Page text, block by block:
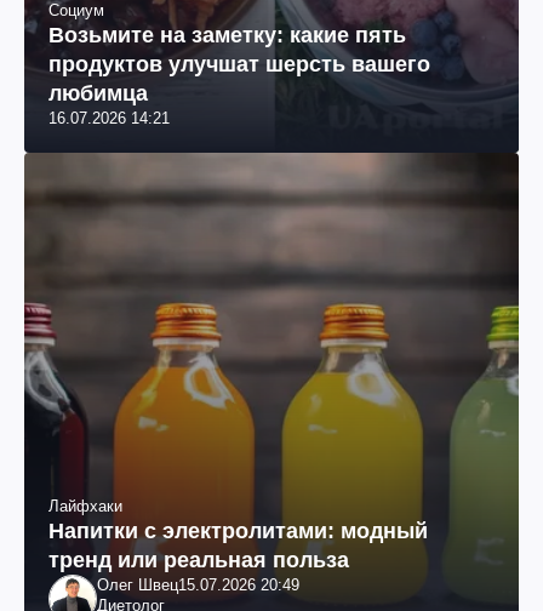
Социум
Возьмите на заметку: какие пять
продуктов улучшат шерсть вашего
любимца
16.07.2026 14:21
Лайфхаки
Напитки с электролитами: модный
тренд или реальная польза
Олег Швец15.07.2026 20:49
Диетолог